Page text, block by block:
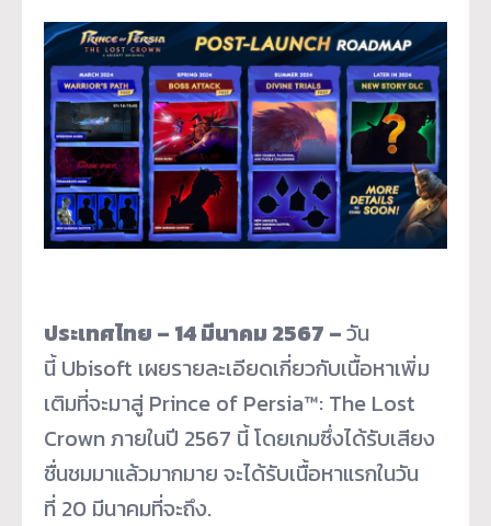
ประเทศไทย – 14มีนาคม 2567 –วัน
นี้ Ubisoft เผยรายละเอียดเกี่ยวกับเนื้อหาเพิ่ม
เติมที่จะมาสู่ Prince of Persia™: The Lost
Crown ภายในปี 2567 นี้ โดยเกมซึ่งได้รับเสียง
ชื่นชมมาแล้วมากมาย จะได้รับเนื้อหาแรกในวัน
ที่ 20 มีนาคมที่จะถึง.